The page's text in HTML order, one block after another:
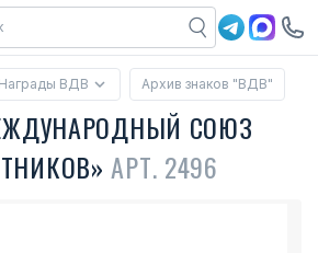
Награды ВДВ Архив знаков "ВДВ"
СОЮЗ
АРТ. 2496